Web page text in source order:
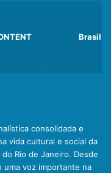
Brasil
consolidada e
vida cultural e social da
Rio de Janeiro. Desde
uma voz importante na